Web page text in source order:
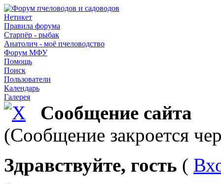
Нетикет
Правила форума
Старпёр - рыбак
Анатолич - моё пчеловодство
Форум МФУ
Помощь
Поиск
Пользователи
Календарь
Галерея
Сообщение сайта
(Сообщение закроется
Здравствуйте, гость (